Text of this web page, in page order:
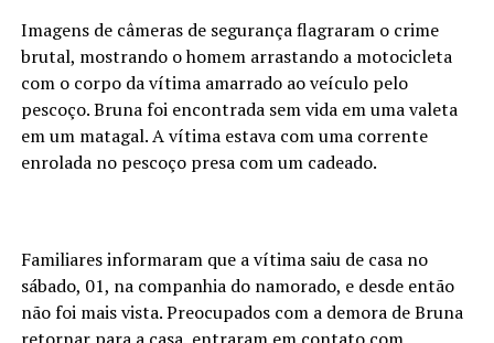
Imagens de câmeras de segurança flagraram o crime
brutal, mostrando o homem arrastando a motocicleta
com o corpo da vítima amarrado ao veículo pelo
pescoço. Bruna foi encontrada sem vida em uma valeta
em um matagal. A vítima estava com uma corrente
enrolada no pescoço presa com um cadeado.
Familiares informaram que a vítima saiu de casa no
sábado, 01, na companhia do namorado, e desde então
não foi mais vista. Preocupados com a demora de Bruna